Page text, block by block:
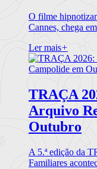
O filme
Cannes, chega em
Ler mais+
TRAÇA
Arquivo
Outubro
A 5.ª edição da
Familiares